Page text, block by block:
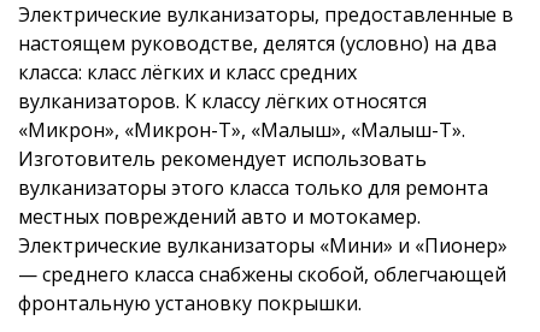
Электрические вулканизаторы, предоставленные в
настоящем руководстве, делятся (условно) на два
класса: класс лёгких и класс средних
вулканизаторов. К классу лёгких относятся
«Микрон», «Микрон-Т», «Малыш», «Малыш-Т».
Изготовитель рекомендует использовать
вулканизаторы этого класса только для ремонта
местных повреждений авто и мотокамер.
Электрические вулканизаторы «Мини» и «Пионер»
— среднего класса снабжены скобой, облегчающей
фронтальную установку покрышки.